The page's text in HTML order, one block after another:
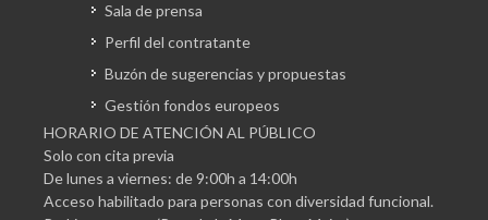
Sala de prensa
Perfil del contratante
Buzón de sugerencias y propuestas
Gestión fondos europeos
HORARIO DE ATENCIÓN AL PÚBLICO
Solo con cita previa
De lunes a viernes: de 9:00h a 14:00h
Acceso habilitado para personas con diversidad funcional.